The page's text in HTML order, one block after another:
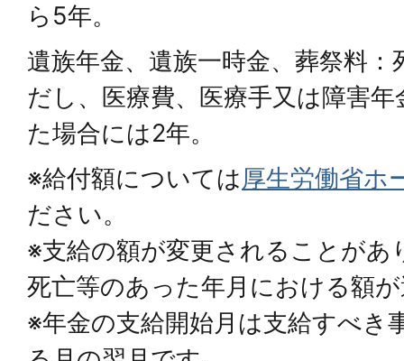
ら5年。
遺族年金、遺族一時金、葬祭料
だし、医療費、医療手又は障害
た場合には2年。
※給付額については厚生労働省ホ
ださい。
※支給の額が変更されることがあ
死亡等のあった年月における額
※年金の支給開始月は支給すべき